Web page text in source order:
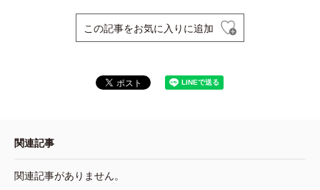
この記事をお気に入りに追加
関連記事
関連記事がありません。